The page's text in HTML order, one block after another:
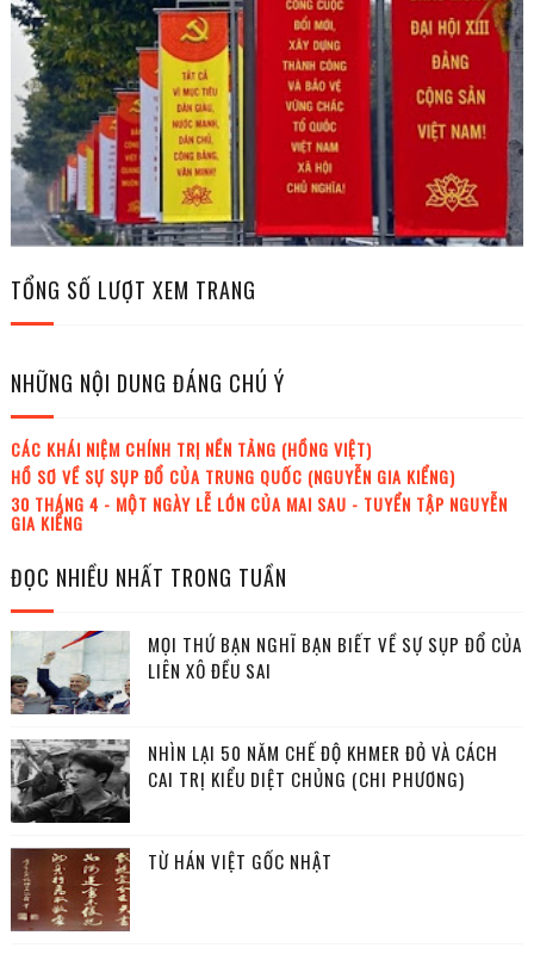
TỔNG SỐ LƯỢT XEM TRANG
NHỮNG NỘI DUNG ĐÁNG CHÚ Ý
CÁC KHÁI NIỆM CHÍNH TRỊ NỀN TẢNG (HỒNG VIỆT)
HỒ SƠ VỀ SỰ SỤP ĐỔ CỦA TRUNG QUỐC (NGUYỄN GIA KIỂNG)
30 THÁNG 4 - MỘT NGÀY LỄ LỚN CỦA MAI SAU - TUYỂN TẬP NGUYỄN
GIA KIỂNG
ĐỌC NHIỀU NHẤT TRONG TUẦN
MỌI THỨ BẠN NGHĨ BẠN BIẾT VỀ SỰ SỤP ĐỔ CỦA
LIÊN XÔ ĐỀU SAI
NHÌN LẠI 50 NĂM CHẾ ĐỘ KHMER ĐỎ VÀ CÁCH
CAI TRỊ KIỂU DIỆT CHỦNG (CHI PHƯƠNG)
TỪ HÁN VIỆT GỐC NHẬT